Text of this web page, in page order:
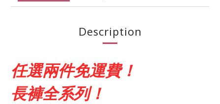
Description
任選兩件免運費！
長褲全系列！